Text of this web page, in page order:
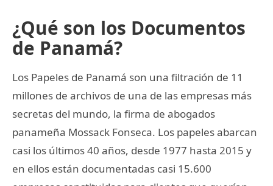
¿Qué son los Documentos
de Panamá?
Los Papeles de Panamá son una filtración de 11
millones de archivos de una de las empresas más
secretas del mundo, la firma de abogados
panameña Mossack Fonseca. Los papeles abarcan
casi los últimos 40 años, desde 1977 hasta 2015 y
en ellos están documentadas casi 15.600